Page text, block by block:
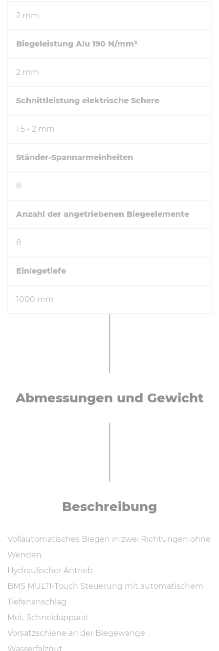
2 mm
Biegeleistung Alu 190 N/mm²
2 mm
Schnittleistung elektrische Schere
1.5 - 2 mm
Ständer-Spannarmeinheiten
8
Anzahl der angetriebenen Biegeelemente
8
Einlegetiefe
1000 mm
Ab­mes­sun­gen und Gewicht
Be­schrei­bung
Vollautomatisches Biegen in zwei Richtungen ohne
Wenden
Hydraulischer Antrieb
BMS MULTI-Touch Steuerung mit automatischem
Tiefenanschlag
Mot. Schneidapparat
Vorsatzschiene an der Biegewange
Wasserfalznut